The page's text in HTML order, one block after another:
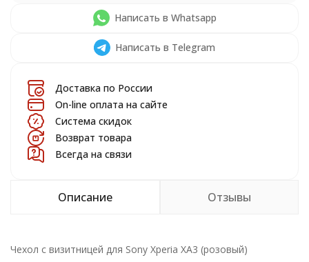
Написать в Whatsapp
Написать в Telegram
Доставка по России
On-line оплата на сайте
Система скидок
Возврат товара
Всегда на связи
Описание Отзывы
Чехол с визитницей для Sony Xperia XA3 (розовый)